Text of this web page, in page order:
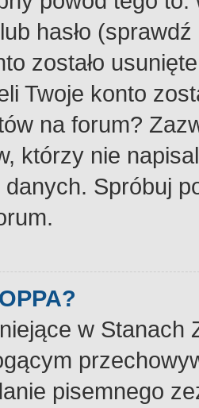
hasło
zostało
Twoje konto
na forum?
którzy nie
Spróbuj
w Stanach
pisemnego